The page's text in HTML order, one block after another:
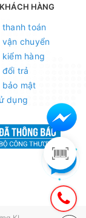
HÀNG
thanh toán
vận chuyển
kiểm hàng
đổi trả
bảo mật
dụng